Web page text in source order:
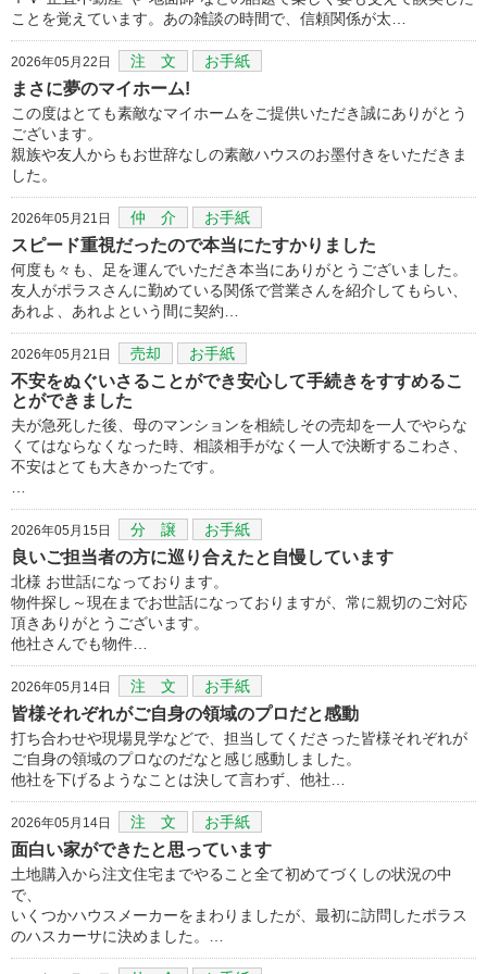
ことを覚えています。あの雑談の時間で、信頼関係が太…
2026年05月22日 注 文 お手紙
まさに夢のマイホーム!
この度はとても素敵なマイホームをご提供いただき誠にありがとう
ございます。
親族や友人からもお世辞なしの素敵ハウスのお墨付きをいただきま
した。
2026年05月21日 仲 介 お手紙
スピード重視だったので本当にたすかりました
何度も々も、足を運んでいただき本当にありがとうございました。
友人がポラスさんに勤めている関係で営業さんを紹介してもらい、
あれよ、あれよという間に契約…
2026年05月21日 売却 お手紙
不安をぬぐいさることができ安心して手続きをすすめるこ
とができました
夫が急死した後、母のマンションを相続しその売却を一人でやらな
くてはならなくなった時、相談相手がなく一人で決断するこわさ、
不安はとても大きかったです。
2026年05月15日 分 譲 お手紙
良いご担当者の方に巡り合えたと自慢しています
北様 お世話になっております。
物件探し～現在までお世話になっておりますが、常に親切のご対応
頂きありがとうございます。
他社さんでも物件…
2026年05月14日 注 文 お手紙
皆様それぞれがご自身の領域のプロだと感動
打ち合わせや現場見学などで、担当してくださった皆様それぞれが
ご自身の領域のプロなのだなと感じ感動しました。
他社を下げるようなことは決して言わず、他社…
2026年05月14日 注 文 お手紙
面白い家ができたと思っています
土地購入から注文住宅までやること全て初めてづくしの状況の中
で、
いくつかハウスメーカーをまわりましたが、最初に訪問したポラス
のハスカーサに決めました。…